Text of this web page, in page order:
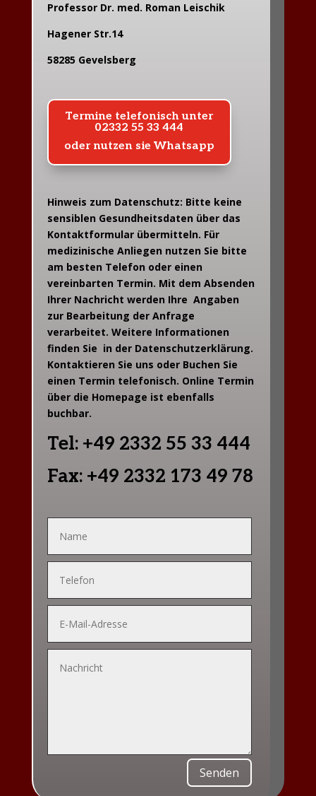
Professor Dr. med. Roman Leischik
Hagener Str.14
58285 Gevelsberg
Termine telefonisch unter
02332 55 33 444
oder nutzen sie Whatsapp
Hinweis zum Datenschutz: Bitte keine
sensiblen Gesundheitsdaten über das
Kontaktformular übermitteln. Für
medizinische Anliegen nutzen Sie bitte
am besten Telefon oder einen
vereinbarten Termin. Mit dem Absenden
Ihrer Nachricht werden Ihre Angaben
zur Bearbeitung der Anfrage
verarbeitet. Weitere Informationen
finden Sie in der Datenschutzerklärung.
Kontaktieren Sie uns oder Buchen Sie
einen Termin telefonisch. Online Termin
über die Homepage ist ebenfalls
buchbar.
Tel: +49 2332 55 33 444
Fax: +49 2332 173 49 78
Senden